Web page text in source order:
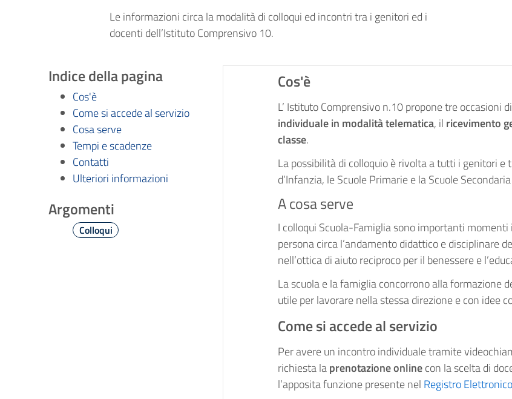
Le informazioni circa la modalità di colloqui ed incontri tra i genitori ed i
docenti dell’Istituto Comprensivo 10.
Indice della pagina
Cos'è
Come si accede al servizio
Cosa serve
Tempi e scadenze
Contatti
Ulteriori informazioni
Argomenti
Colloqui
Cos'è
L’ Istituto Comprensivo n.10 propone tre occasioni
individualein modalità telematica, il ricevimento
classe.
La possibilità di colloquio è rivolta a tutti i genitori
d’Infanzia, le Scuole Primarie e la Scuole
A cosa serve
I colloqui Scuola-Famiglia sono importanti
persona circa l’andamento didattico e disciplinare
nell’ottica di aiuto reciproco per il benessere e
La scuola e la famiglia concorrono alla formazione
utile per lavorare nella stessa direzione e con idee
Come si accede al servizio
Per avere un incontro individuale tramite
richiesta laprenotazioneonlinecon la scelta di
l’apposita funzione presente nel Registro Elettronico